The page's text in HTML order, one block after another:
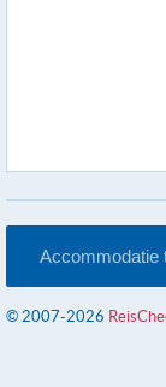
Accommodatie
© 2007-2026